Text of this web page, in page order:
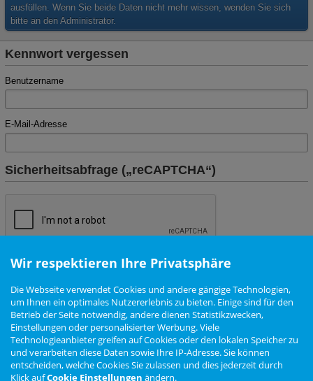
ausfüllen. Wenn Sie beide Daten nicht mehr wissen, wenden Sie sich
bitte an den Administrator.
Kennwort vergessen
Benutzername
E-Mail-Adresse
Sicherheitsabfrage („reCAPTCHA“)
Nutzungsbedingungen Datenschutzerklärung Impressum Newsletter
Cookie Einstellungen
Zur Desktop Ansicht wechseln
Wir respektieren Ihre Privatsphäre
Die Webseite verwendet Cookies und andere gängige Technologien,
um Ihnen ein optimales Nutzererlebnis zu bieten. Einige sind für den
Betrieb der Seite notwendig, andere dienen Statistikzwecken,
Einstellungen oder personalisierter Werbung. Viele
Technologieanbieter greifen auf Cookies oder den lokalen Speicher zu
und verarbeiten diese Daten sowie Ihre IP-Adresse. Sie können
entscheiden, welche Cookies Sie zulassen und dies jederzeit durch
Klick aufCookie Einstellungen ändern.